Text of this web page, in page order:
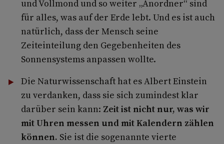
und Vollmond und so weiter „Anordner“ sind
für alles, was auf der Erde lebt. Und es ist auch
natürlich, dass der Mensch seine
Zeiteinteilung den Gegebenheiten des
Sonnensystems anpassen wollte.
Die Naturwissenschaft hat es Albert Einstein
zu verdanken, dass sie sich zumindest klar
darüber sein kann: Zeit ist nicht nur, was wir
mit Uhren messen und mit Kalendern zählen
können. Sie ist die sogenannte vierte